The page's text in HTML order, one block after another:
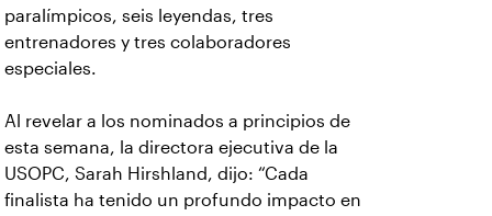
paralímpicos, seis leyendas, tres
entrenadores y tres colaboradores
especiales.
Al revelar a los nominados a principios de
esta semana, la directora ejecutiva de la
USOPC, Sarah Hirshland, dijo: “Cada
finalista ha tenido un profundo impacto en